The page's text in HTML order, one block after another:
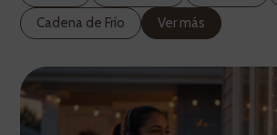
Cadena de Frío
Ver más